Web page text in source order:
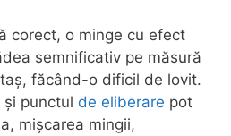
corect, o minge cu efect
semnificativ pe măsură
făcând-o dificil de lovit.
punctul de eliberare pot
mișcarea mingii,